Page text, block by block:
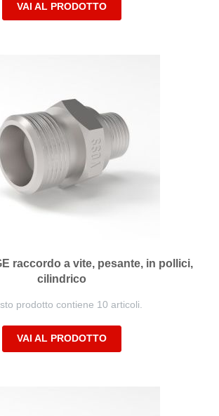
VAI AL PRODOTTO
raccordo a vite, pesante, in pollici,
cilindrico
prodotto contiene 10 articoli.
VAI AL PRODOTTO